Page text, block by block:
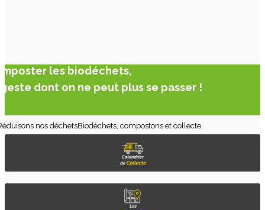
les biodéchets,
dont on ne peut plus se passer !
nos déchetsBiodéchets, compostons et collecte